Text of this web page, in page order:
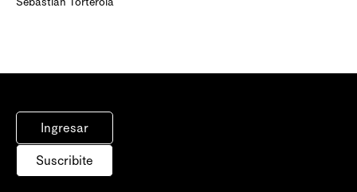
Ingresar
Suscribite